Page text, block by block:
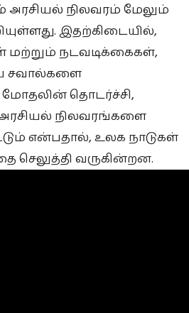
நிலவரம் மேலும்
இதற்கிடையில்,
மற்றும் நடவடிக்கைகள்,
சவால்களை
மோதலின் தொடர்ச்சி,
நிலவரங்களை
என்பதால், உலக நாடுகள்
வருகின்றன.